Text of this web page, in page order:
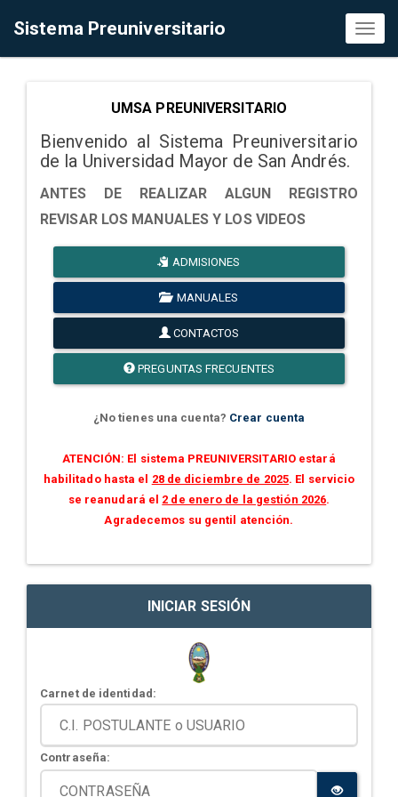
Sistema Preuniversitario
UMSA PREUNIVERSITARIO
Bienvenido al Sistema Preuniversitario
de la Universidad Mayor de San Andrés.
ANTES DE REALIZAR ALGUN REGISTRO
REVISAR LOS MANUALES Y LOS VIDEOS
ADMISIONES
MANUALES
CONTACTOS
PREGUNTAS FRECUENTES
¿No tienes una cuenta? Crear cuenta
ATENCIÓN: El sistema PREUNIVERSITARIO estará
habilitado hasta el 28 de diciembre de 2025. El servicio
se reanudará el 2 de enero de la gestión 2026.
Agradecemos su gentil atención.
INICIAR SESIÓN
Carnet de identidad:
Contraseña: